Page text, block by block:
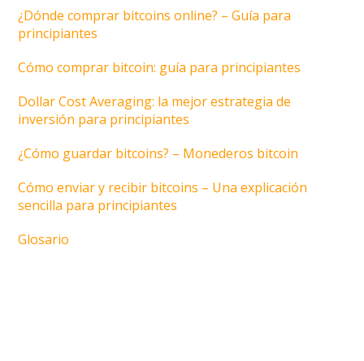
¿Dónde comprar bitcoins online? – Guía para
principiantes
Cómo comprar bitcoin: guía para principiantes
Dollar Cost Averaging: la mejor estrategia de
inversión para principiantes
¿Cómo guardar bitcoins? – Monederos bitcoin
Cómo enviar y recibir bitcoins – Una explicación
sencilla para principiantes
Glosario